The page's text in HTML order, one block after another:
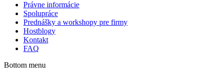
Právne informácie
Spolupráce
Prednášky a workshopy pre firmy
Hostblogy
Kontakt
FAQ
Bottom menu